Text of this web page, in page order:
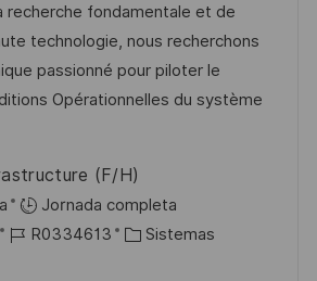
d
e
e
m
e
o
t
e
g
o
a
recherche fondamentale et de
technologie, nous recherchons
passionné pour piloter le
Opérationnelles du système
(F/H)
Jornada completa
I
R0334613
C Sistemas